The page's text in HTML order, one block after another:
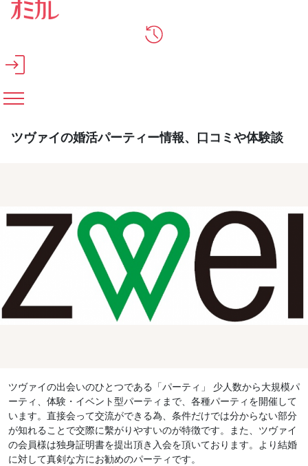
メインコンテンツへスキップ
ツヴァイの婚活パーティー情報、口コミや体験談
ツヴァイの出会いのひとつである「パーティ」 少人数から大規模パ
ーティ、体験・イベント型パーティまで、各種パーティを開催して
います。直接会って交流ができる為、条件だけでは分からない部分
が知れることで交際に繫がりやすいのが特徴です。また、ツヴァイ
の会員様は独身証明書を提出頂き入会を頂いております。より結婚
に対して真剣な方にお勧めのパーティです。